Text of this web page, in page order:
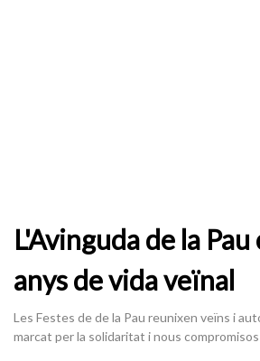
L'Avinguda de la
anys de vida veïnal
Les Festes de de la Pau reunixen veïns i
marcat per la solidaritat i nous